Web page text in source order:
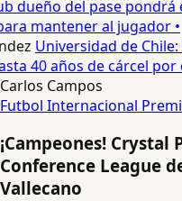
dueño del pase pondrá
mantener al jugador •
Universidad de
40 años de cárcel por
Carlos Campos
Futbol Internacional
¡Campeones! Crystal
Conference League
Vallecano